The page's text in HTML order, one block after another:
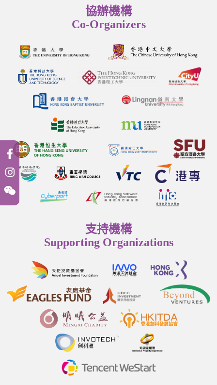
協辦機構
Co-Organizers
支持機構
Supporting Organizations